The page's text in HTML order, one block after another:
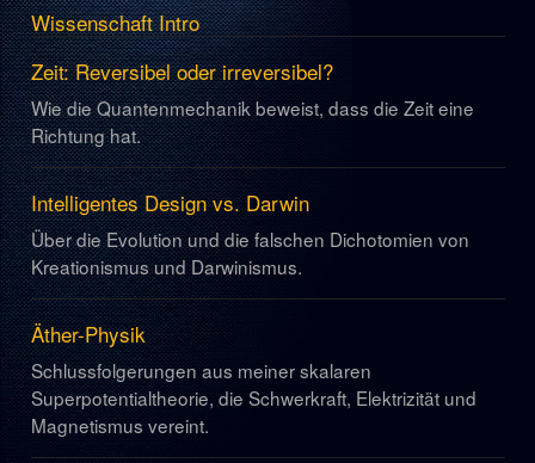
Wissenschaft Intro
Zeit: Reversibel oder irreversibel?
Wie die Quantenmechanik beweist, dass die Zeit eine
Richtung hat.
Intelligentes Design vs. Darwin
Über die Evolution und die falschen Dichotomien von
Kreationismus und Darwinismus.
Äther-Physik
Schlussfolgerungen aus meiner skalaren
Superpotentialtheorie, die Schwerkraft, Elektrizität und
Magnetismus vereint.